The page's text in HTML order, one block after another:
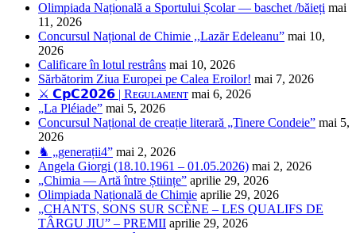
Olimpiada Națională a Sportului Școlar — baschet /băieți mai
11, 2026
Concursul Național de Chimie ,,Lazăr Edeleanu” mai 10,
2026
Calificare în lotul restrâns mai 10, 2026
Sărbătorim Ziua Europei pe Calea Eroilor! mai 7, 2026
⚔️ 𝗖𝗽𝗖𝟮𝟬𝟮𝟲 | Rᴇɢᴜʟᴀᴍᴇɴᴛ mai 6, 2026
„La Pléiade” mai 5, 2026
Concursul Național de creație literară „Tinere Condeie” mai 5,
2026
♞ „generații4” mai 2, 2026
Angela Giorgi (18.10.1961 – 01.05.2026) mai 2, 2026
„Chimia — Artă între Științe” aprilie 29, 2026
Olimpiada Națională de Chimie aprilie 29, 2026
„CHANTS, SONS SUR SCÈNE – LES QUALIFS DE
TÂRGU JIU” – PREMII aprilie 29, 2026